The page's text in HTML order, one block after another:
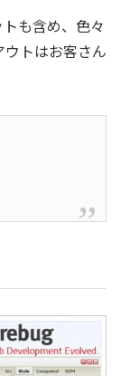
も含め、色々
トはお客さん